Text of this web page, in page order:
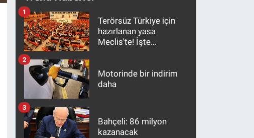
Terörsüz Türkiye için
hazırlanan yasa
Meclis'te! İşte
1
Motorinde bir indirim
daha
2
Bahçeli: 86 milyon
kazanacak
3